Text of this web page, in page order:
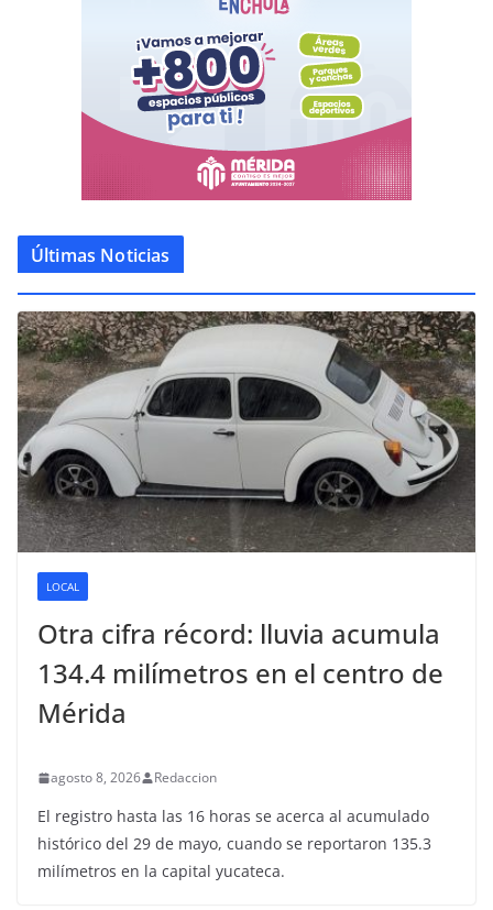
Últimas Noticias
LOCAL
Otra cifra récord: lluvia acumula
134.4 milímetros en el centro de
Mérida
agosto 8, 2026 Redaccion
El registro hasta las 16 horas se acerca al acumulado
histórico del 29 de mayo, cuando se reportaron 135.3
milímetros en la capital yucateca.